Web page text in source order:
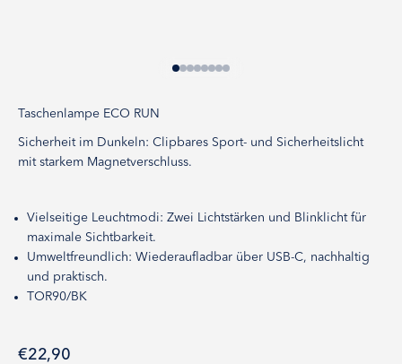
Taschenlampe ECO RUN
Sicherheit im Dunkeln: Clipbares Sport- und Sicherheitslicht
mit starkem Magnetverschluss.
Vielseitige Leuchtmodi: Zwei Lichtstärken und Blinklicht für
maximale Sichtbarkeit.
Umweltfreundlich: Wiederaufladbar über USB-C, nachhaltig
und praktisch.
TOR90/BK
Angebot
€22,90